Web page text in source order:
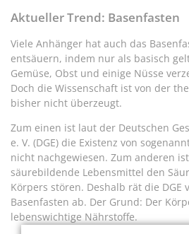
Aktueller Trend: Basenfasten
Viele Anhänger hat auch das
entsäuern, indem nur als basisch
Gemüse, Obst und einige Nüsse
Doch die Wissenschaft ist von der
bisher nicht überzeugt.
Zum einen ist laut der Deutschen
e. V. (DGE) die Existenz von
nicht nachgewiesen. Zum anderen
säurebildende Lebensmittel den
Körpers stören. Deshalb rät die DGE
Basenfasten ab. Der Grund: Der
lebenswichtige Nährstoffe.